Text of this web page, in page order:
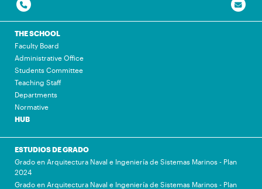
THE SCHOOL
Faculty Board
Administrative Office
Students Committee
Teaching Staff
Departments
Normative
HUB
ESTUDIOS DE GRADO
Grado en Arquitectura Naval e Ingeniería de Sistemas Marinos - Plan
2024
Grado en Arquitectura Naval e Ingeniería de Sistemas Marinos - Plan